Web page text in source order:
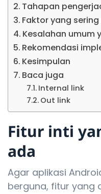
Tahapan
Faktor yang
Kesalahan umum
Rekomendasi
Kesimpulan
Baca juga
Internal link
Out link
Fitur inti
ada
Agar aplikasi
berguna, fitur yang